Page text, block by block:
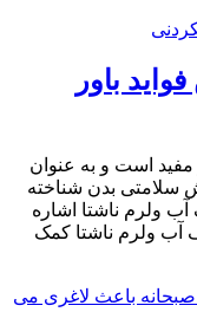
باور
است و به عنوان
سلامتی بدن شناخته
ولرم ناشتا اشاره
آب ولرم ناشتا کمک